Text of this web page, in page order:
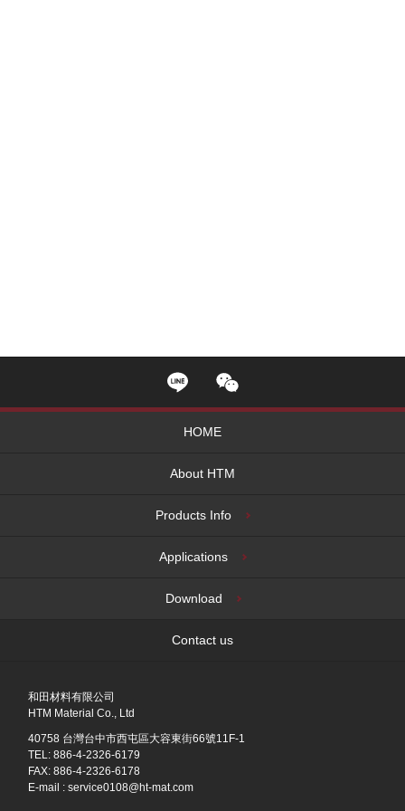
HOME
About HTM
Products Info
Applications
Download
Contact us
和田材料有限公司
HTM Material Co., Ltd
40758 台灣台中市西屯區大容東街66號11F-1
TEL: 886-4-2326-6179
FAX: 886-4-2326-6178
E-mail :service0108@ht-mat.com